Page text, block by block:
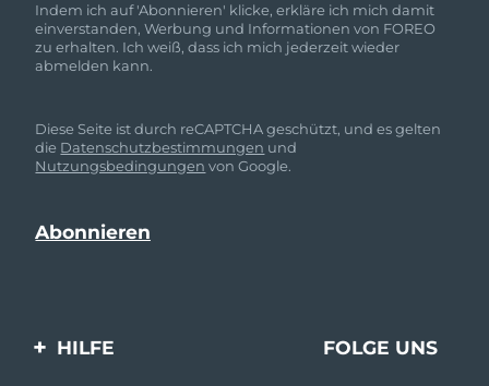
Indem ich auf 'Abonnieren' klicke, erkläre ich mich damit
einverstanden, Werbung und Informationen von FOREO
zu erhalten. Ich weiß, dass ich mich jederzeit wieder
abmelden kann.
Diese Seite ist durch reCAPTCHA geschützt, und es gelten
die Datenschutzbestimmungen und
Nutzungsbedingungen von Google.
HILFE FOLGE UNS